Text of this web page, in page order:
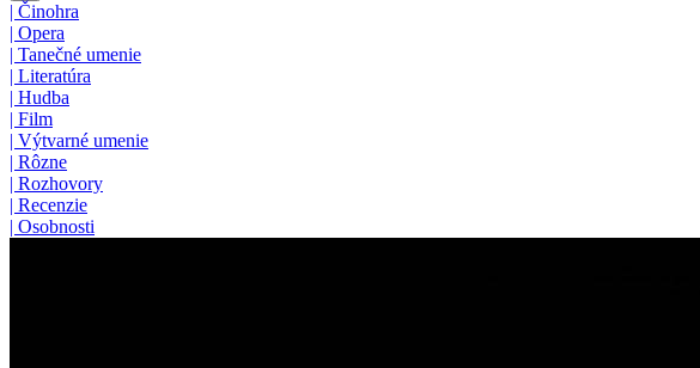
| Činohra
| Opera
| Tanečné umenie
| Literatúra
| Hudba
| Film
| Výtvarné umenie
| Rôzne
| Rozhovory
| Recenzie
| Osobnosti